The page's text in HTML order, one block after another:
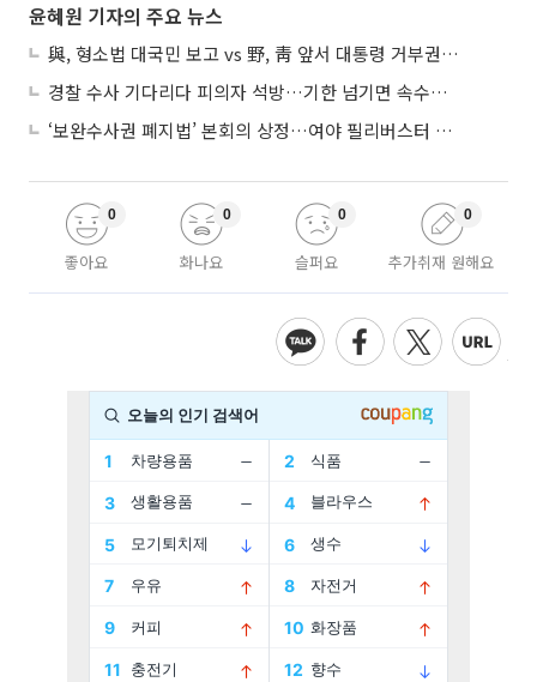
윤혜원 기자의 주요 뉴스
與, 형소법 대국민 보고 vs 野, 靑 앞서 대통령 거부권 촉구
경찰 수사 기다리다 피의자 석방…기한 넘기면 속수무책
‘보완수사권 폐지법’ 본회의 상정…여야 필리버스터 대치
좋아요
0
화나요
0
슬퍼요
0
추가취재 원해요
0